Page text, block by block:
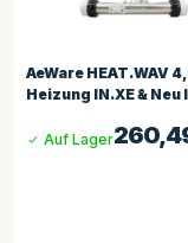
4,0 kW
& Neu IN.Y
260,49€